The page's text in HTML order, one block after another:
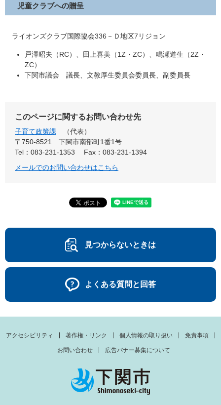
児童クラブへの贈呈
ライオンズクラブ国際協会336－Ｄ地区7リジョン
戸澤昭夫（RC）、田上喜美（1Z・ZC）、鳴瀬道生（2Z・
ZC）
下関市議会 議長、文教厚生委員会委員長、副委員長
このページに関するお問い合わせ先
子育て政策課
代表
〒750-8521
下関市南部町1番1号
Tel：083-231-1353
Fax：083-231-1394
メールでのお問い合わせはこちら
見つからないときは
よくある質問と回答
アクセシビリティ 著作権・リンク 個人情報の取り扱い 免責事項
お問い合わせ 広告バナー募集について